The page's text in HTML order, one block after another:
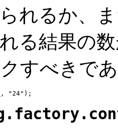
れるか、
る結果の
すべきで